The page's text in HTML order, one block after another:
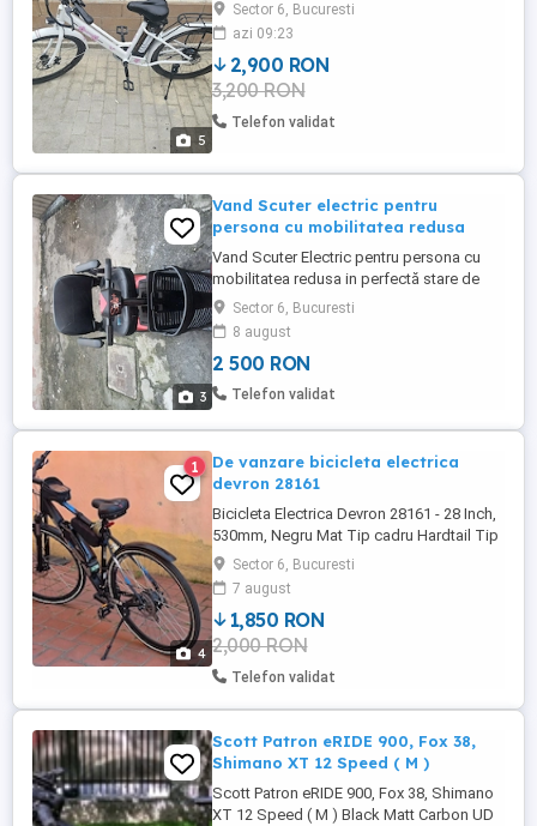
5
Sector 6, Bucuresti
azi 09:23
2,900 RON
3,200 RON
Telefon validat
3
Vand Scuter electric pentru
persona cu mobilitatea redusa
Vand Scuter Electric pentru persona cu
mobilitatea redusa in perfectă stare de
funcționare pret 2500 de roni merge cu 25
km h detalii la tel 077116707
Sector 6, Bucuresti
8 august
2 500 RON
Telefon validat
4
1
De vanzare bicicleta electrica
devron 28161
Bicicleta Electrica Devron 28161 - 28 Inch,
530mm, Negru Mat Tip cadru Hardtail Tip
bicicleta hibrid De oras Tip sistem lant
Dublu Tip furca Cu suspensie Tip
suspensie furca Arc Material cadru
Aluminiu Material furca Aluminiu Material
spite Otel Accesorii incluse Cric Numar
viteze 18 Culoare Negru Tip ...
Sector 6, Bucuresti
7 august
1,850 RON
2,000 RON
Telefon validat
Scott Patron eRIDE 900, Fox 38,
Shimano XT 12 Speed ( M )
Scott Patron eRIDE 900, Fox 38, Shimano
XT 12 Speed ( M ) Black Matt Carbon UD